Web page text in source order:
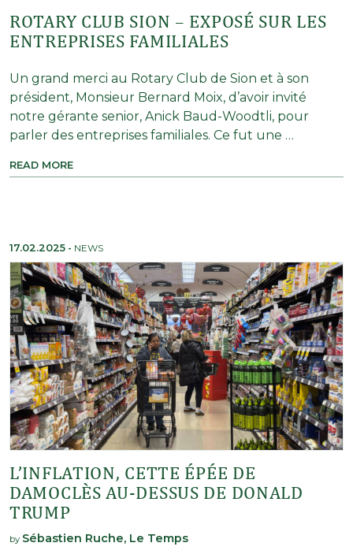
ROTARY CLUB SION – EXPOSÉ SUR LES
ENTREPRISES FAMILIALES
Un grand merci au Rotary Club de Sion et à son
président, Monsieur Bernard Moix, d’avoir invité
notre gérante senior, Anick Baud-Woodtli, pour
parler des entreprises familiales. Ce fut une …
READ MORE
17.02.2025 - NEWS
L’INFLATION, CETTE ÉPÉE DE
DAMOCLÈS AU-DESSUS DE DONALD
TRUMP
by Sébastien Ruche, Le Temps